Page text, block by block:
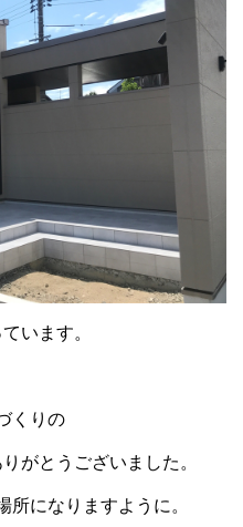
います。
くりの
がとうございました。
所になりますように。